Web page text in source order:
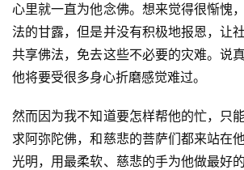
心里就一直为他念佛。想来觉得很惭愧
法的甘露，但是并没有积极地报恩，让
共享佛法，免去这些不必要的灾难。说
他将要受很多身心折磨感觉难过。
然而因为我不知道要怎样帮他的忙，只
求阿弥陀佛，和慈悲的菩萨们都来站在
光明，用最柔软、慈悲的手为他做最好